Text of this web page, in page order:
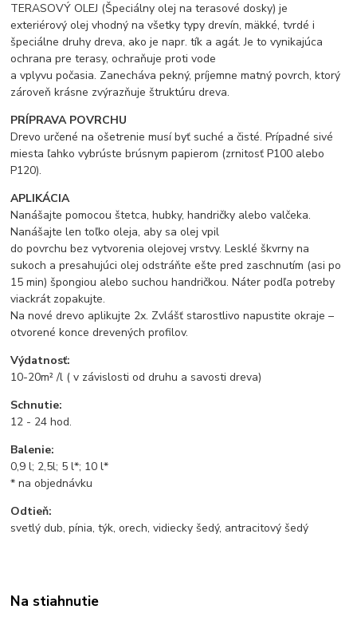
TERASOVÝ OLEJ (Špeciálny olej na terasové dosky) je
exteriérový olej vhodný na všetky typy drevín, mäkké, tvrdé i
špeciálne druhy dreva, ako je napr. tík a agát. Je to vynikajúca
ochrana pre terasy, ochraňuje proti vode
a vplyvu počasia. Zanecháva pekný, príjemne matný povrch, ktorý
zároveň krásne zvýrazňuje štruktúru dreva.
PRÍPRAVA POVRCHU
Drevo určené na ošetrenie musí byť suché a čisté. Prípadné sivé
miesta ľahko vybrúste brúsnym papierom (zrnitosť P100 alebo
P120).
APLIKÁCIA
Nanášajte pomocou štetca, hubky, handričky alebo valčeka.
Nanášajte len toľko oleja, aby sa olej vpil
do povrchu bez vytvorenia olejovej vrstvy. Lesklé škvrny na
sukoch a presahujúci olej odstráňte ešte pred zaschnutím (asi po
15 min) špongiou alebo suchou handričkou. Náter podľa potreby
viackrát zopakujte.
Na nové drevo aplikujte 2x. Zvlášť starostlivo napustite okraje –
otvorené konce drevených profilov.
Výdatnosť:
10-20m² /l ( v závislosti od druhu a savosti dreva)
Schnutie:
12 - 24 hod.
Balenie:
0,9 l; 2,5l; 5 l*; 10 l*
* na objednávku
Odtieň:
svetlý dub, pínia, týk, orech, vidiecky šedý, antracitový šedý
Na stiahnutie